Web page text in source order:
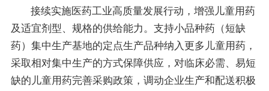
接续实施医药工业高质量发展行动，增强儿童用药
及适宜剂型、规格的供给能力。支持小品种药（短缺
药）集中生产基地的定点生产品种纳入更多儿童用药，
采取相对集中生产的方式保障供应，对临床必需、易短
缺的儿童用药完善采购政策，调动企业生产和配送积极